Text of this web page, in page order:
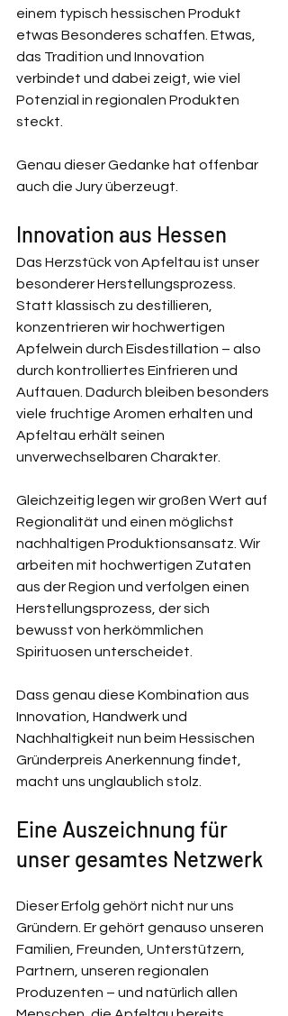
einem typisch hessischen Produkt
etwas Besonderes schaffen. Etwas,
das Tradition und Innovation
verbindet und dabei zeigt, wie viel
Potenzial in regionalen Produkten
steckt.
Genau dieser Gedanke hat offenbar
auch die Jury überzeugt.
Innovation aus Hessen
Das Herzstück von Apfeltau ist unser
besonderer Herstellungsprozess.
Statt klassisch zu destillieren,
konzentrieren wir hochwertigen
Apfelwein durch Eisdestillation – also
durch kontrolliertes Einfrieren und
Auftauen. Dadurch bleiben besonders
viele fruchtige Aromen erhalten und
Apfeltau erhält seinen
unverwechselbaren Charakter.
Gleichzeitig legen wir großen Wert auf
Regionalität und einen möglichst
nachhaltigen Produktionsansatz. Wir
arbeiten mit hochwertigen Zutaten
aus der Region und verfolgen einen
Herstellungsprozess, der sich
bewusst von herkömmlichen
Spirituosen unterscheidet.
Dass genau diese Kombination aus
Innovation, Handwerk und
Nachhaltigkeit nun beim Hessischen
Gründerpreis Anerkennung findet,
macht uns unglaublich stolz.
Eine Auszeichnung für
unser gesamtes Netzwerk
Dieser Erfolg gehört nicht nur uns
Gründern. Er gehört genauso unseren
Familien, Freunden, Unterstützern,
Partnern, unseren regionalen
Produzenten – und natürlich allen